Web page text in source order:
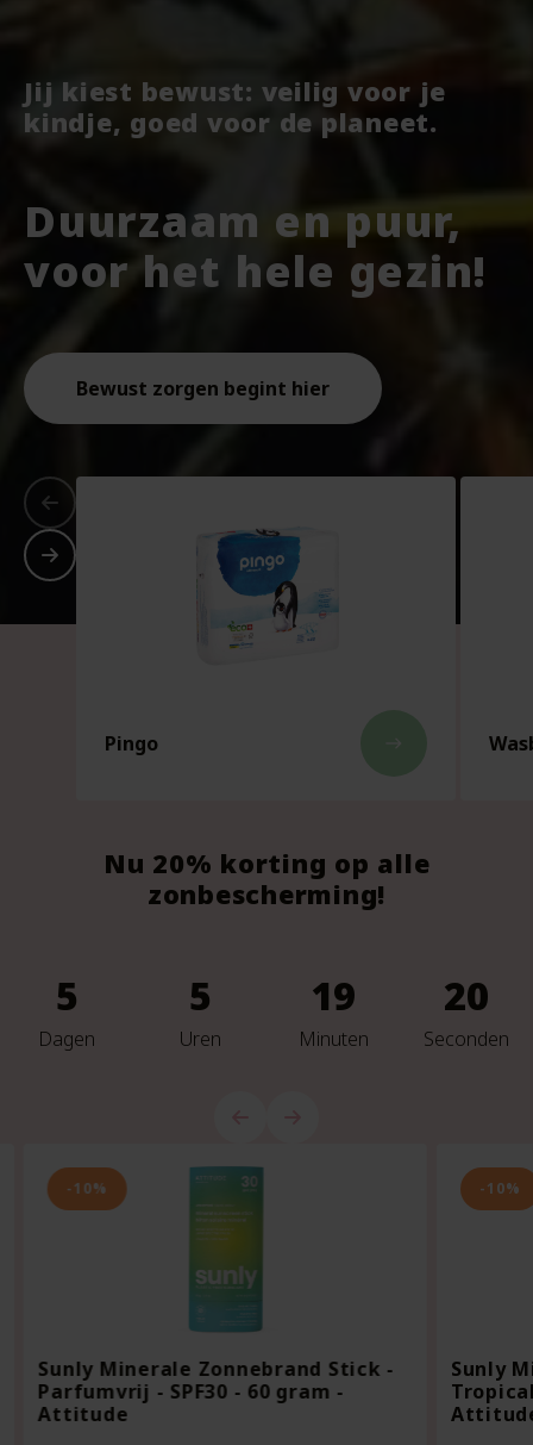
Jij kiest bewust: veilig voor je
kindje, goed voor de planeet.
Duurzaam en puur,
voor het hele gezin!
Bewust zorgen begint hier
Pingo
Nu 20% korting op alle
zonbescherming!
5
Dagen
5
Uren
19
Minuten
18
Seconden
-10%
Sunly Minerale Zonnebrand Stick -
Parfumvrij - SPF30 - 60 gram -
Attitude
-10%
Sunly